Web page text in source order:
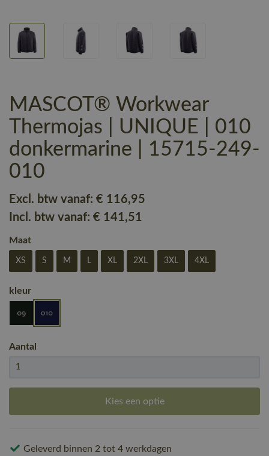
MASCOT® Workwear
Thermojas | UNIQUE | 010
donkermarine | 15715-249-
010
Excl. btw vanaf: € 116,95
Incl. btw vanaf: € 141,51
Maat
XS S M L XL 2XL 3XL 4XL
kleur
Aantal
Kies een optie
Geleverd binnen 2 tot 4 werkdagen